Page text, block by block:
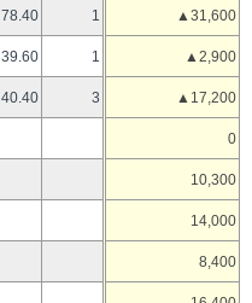
78.40 1 ▲31,600
39.60 1 ▲2,900
40.40 3 ▲17,200
0
10,300
14,000
8,400